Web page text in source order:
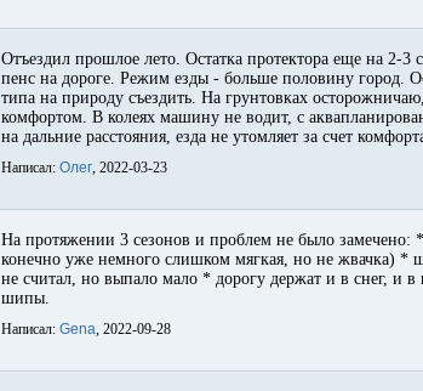
Отъездил прошлое лето. Остатка протектора еще на 2-
пенс на дороге. Режим езды - больше половину город.
типа на природу съездить. На грунтовках
комфортом. В колеях машину не водит, с
на дальние расстояния, езда не утомляет за счет
Написал: Олег, 2022-03-23
На протяжении 3 сезонов и проблем не было
конечно уже немного слишком мягкая, но не жвачка) *
не считал, но выпало мало * дорогу держат и в снег, и
шипы.
Написал: Gena, 2022-09-28